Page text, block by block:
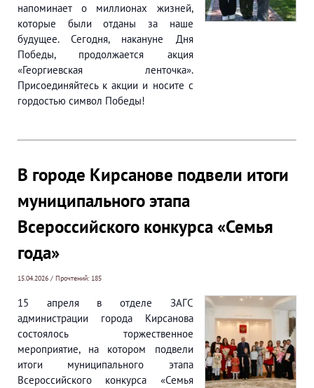
напоминает о миллионах жизней,
которые были отданы за наше
будущее. Сегодня, накануне Дня
Победы, продолжается акция
«Георгиевская ленточка».
Присоединяйтесь к акции и носите с
гордостью символ Победы!
В городе Кирсанове подвели итоги
муниципального этапа
Всероссийского конкурса «Семья
года»
15.04.2026 / Прочтений: 185
15 апреля в отделе ЗАГС
администрации города Кирсанова
состоялось торжественное
мероприятие, на котором подвели
итоги муниципального этапа
Всероссийского конкурса «Семья